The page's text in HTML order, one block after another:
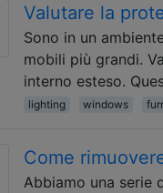
Valutare la
Sono in un
mobili più grandi.
interno esteso.
lighting windows
Come
Abbiamo una serie